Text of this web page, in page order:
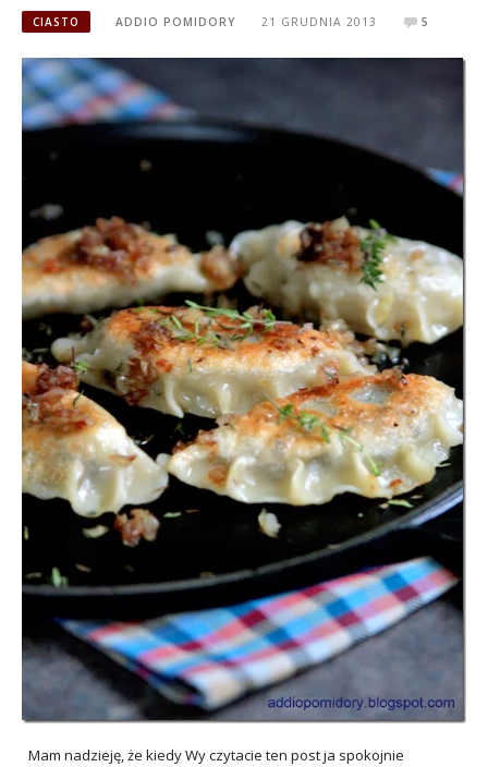
CIASTO ADDIO POMIDORY 21 GRUDNIA 2013 5
Mam nadzieję, że kiedy Wy czytacie ten post ja spokojnie